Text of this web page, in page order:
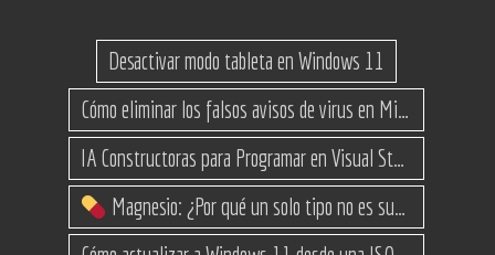
Desactivar modo tableta en Windows 11
Cómo eliminar los falsos avisos de virus en Microsoft Edge
IA Constructoras para Programar en Visual Studio con C#
Magnesio: ¿Por qué un solo tipo no es suficiente? (Guía de variantes)